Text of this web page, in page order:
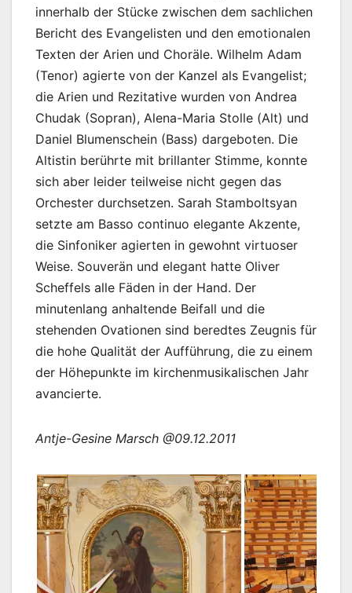
innerhalb der Stücke zwischen dem sachlichen
Bericht des Evangelisten und den emotionalen
Texten der Arien und Choräle. Wilhelm Adam
(Tenor) agierte von der Kanzel als Evangelist;
die Arien und Rezitative wurden von Andrea
Chudak (Sopran), Alena-Maria Stolle (Alt) und
Daniel Blumenschein (Bass) dargeboten. Die
Altistin berührte mit brillanter Stimme, konnte
sich aber leider teilweise nicht gegen das
Orchester durchsetzen. Sarah Stamboltsyan
setzte am Basso continuo elegante Akzente,
die Sinfoniker agierten in gewohnt virtuoser
Weise. Souverän und elegant hatte Oliver
Scheffels alle Fäden in der Hand. Der
minutenlang anhaltende Beifall und die
stehenden Ovationen sind beredtes Zeugnis für
die hohe Qualität der Aufführung, die zu einem
der Höhepunkte im kirchenmusikalischen Jahr
avancierte.
Antje-Gesine Marsch @09.12.2011